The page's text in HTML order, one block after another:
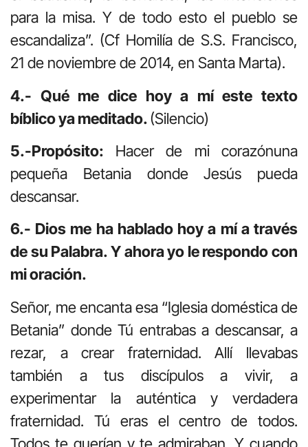
para la misa. Y de todo esto el pueblo se
escandaliza”. (Cf Homilía de S.S. Francisco,
21 de noviembre de 2014, en Santa Marta).
4.- Qué me dice hoy a mí este texto
bíblico ya meditado.(Silencio)
5.-Propósito: Hacer de mi corazónuna
pequeña Betania donde Jesús pueda
descansar.
6.- Dios me ha hablado hoy a mí a través
de su Palabra. Y ahora yo le respondo con
mi oración.
Señor, me encanta esa “Iglesia doméstica de
Betania” donde Tú entrabas a descansar, a
rezar, a crear fraternidad. Allí llevabas
también a tus discípulos a vivir, a
experimentar la auténtica y verdadera
fraternidad. Tú eras el centro de todos.